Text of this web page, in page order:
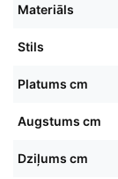
Materiāls
Stils
Platums cm
Augstums cm
Dziļums cm